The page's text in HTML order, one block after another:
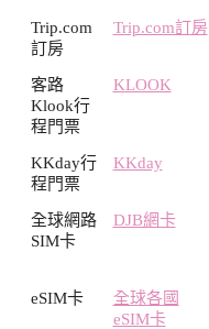
Trip.com
訂房
Trip.com訂房
客路
Klook行
程門票
KLOOK
KKday行
程門票
KKday
全球網路
SIM卡
DJB網卡
eSIM卡
全球各國
eSIM卡